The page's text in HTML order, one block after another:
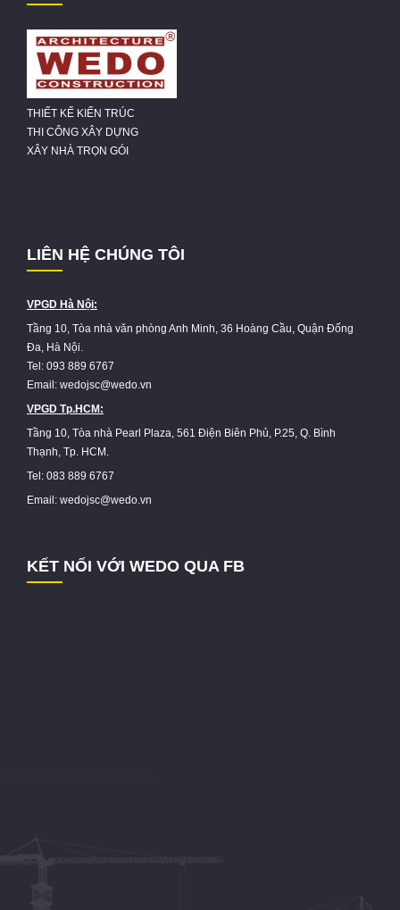
THIẾT KẾ KIẾN TRÚC
THI CÔNG XÂY DỰNG
XÂY NHÀ TRỌN GÓI
LIÊN HỆ CHÚNG TÔI
VPGD Hà Nội:
Tầng 10, Tòa nhà văn phòng Anh Minh, 36 Hoàng Cầu, Quận Đống
Đa, Hà Nội.
Tel: 093 889 6767
Email: wedojsc@wedo.vn
VPGD Tp.HCM:
Tầng 10, Tòa nhà Pearl Plaza, 561 Điện Biên Phủ, P.25, Q. Bình
Thạnh, Tp. HCM.
Tel: 083 889 6767
Email: wedojsc@wedo.vn
KẾT NỐI VỚI WEDO QUA FB